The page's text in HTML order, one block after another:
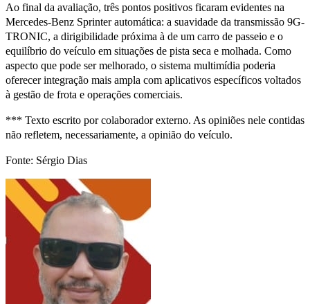
Ao final da avaliação, três pontos positivos ficaram evidentes na
Mercedes-Benz Sprinter automática: a suavidade da transmissão 9G-
TRONIC, a dirigibilidade próxima à de um carro de passeio e o
equilíbrio do veículo em situações de pista seca e molhada. Como
aspecto que pode ser melhorado, o sistema multimídia poderia
oferecer integração mais ampla com aplicativos específicos voltados
à gestão de frota e operações comerciais.
*** Texto escrito por colaborador externo. As opiniões nele contidas
não refletem, necessariamente, a opinião do veículo.
Fonte: Sérgio Dias